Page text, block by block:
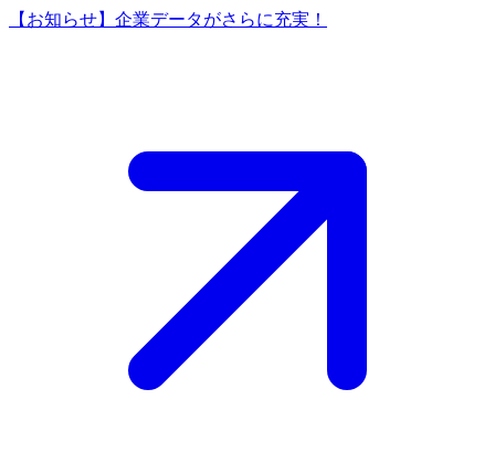
【お知らせ】企業データがさらに充実！